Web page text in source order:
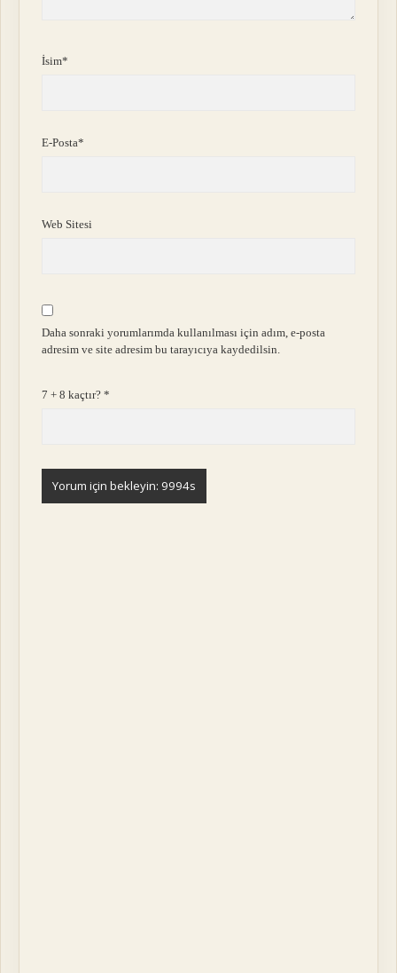
İsim*
E-Posta*
Web Sitesi
Daha sonraki yorumlarımda kullanılması için adım, e-posta
adresim ve site adresim bu tarayıcıya kaydedilsin.
7 + 8 kaçtır?*